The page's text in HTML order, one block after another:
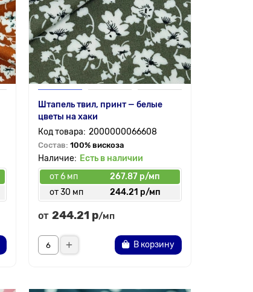
Штапель твил, принт — белые
цветы на хаки
2000000066608
Состав: 100% вискоза
Есть в наличии
от 6 мп
267.87 р/мп
от 30 мп
244.21 р/мп
от 244.21 р/мп
В корзину